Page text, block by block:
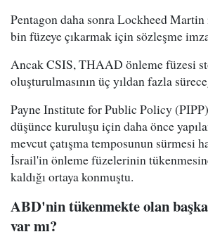
Pentagon daha sonra Lockheed
bin füzeye çıkarmak için sözleşme
Ancak CSIS, THAAD önleme füzesi
oluşturulmasının üç yıldan fazla
Payne Institute for Public Policy
düşünce kuruluşu için daha önce
mevcut çatışma temposunun sürmesi
İsrail'in önleme füzelerinin
kaldığı ortaya konmuştu.
ABD'nin tükenmekte olan
var mı?